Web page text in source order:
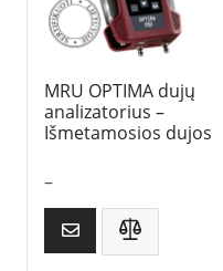
MRU OPTIMA dujų
analizatorius –
Išmetamosios dujos
–